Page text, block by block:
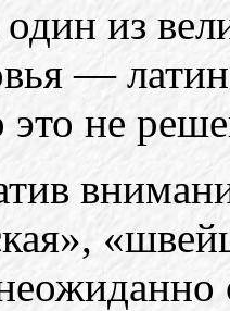
один из
—
это не